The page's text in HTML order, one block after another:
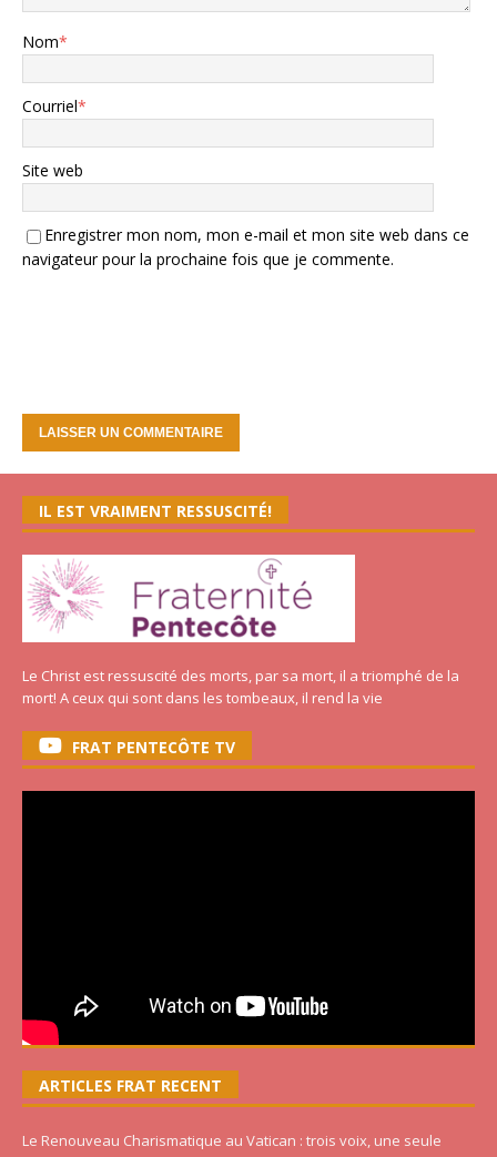
Nom*
Courriel*
Site web
Enregistrer mon nom, mon e-mail et mon site web dans ce
navigateur pour la prochaine fois que je commente.
IL EST VRAIMENT RESSUSCITÉ!
Le Christ est ressuscité des morts, par sa mort, il a triomphé de la
mort! A ceux qui sont dans les tombeaux, il rend la vie
FRAT PENTECÔTE TV
ARTICLES FRAT RECENT
Le Renouveau Charismatique au Vatican : trois voix, une seule